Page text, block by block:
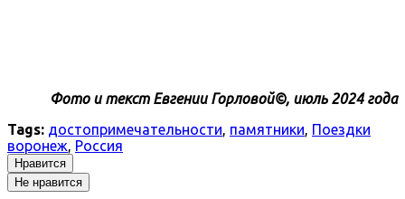
Фото и текст Евгении Горловой©, июль 2024 года
Tags: достопримечательности, памятники, Поездки
воронеж, Россия
Нравится
Не нравится